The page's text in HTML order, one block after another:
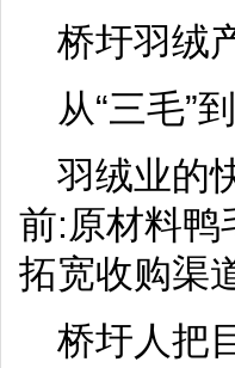
桥圩羽绒
从“三毛”
羽绒业的
前:原材料鸭
拓宽收购渠
桥圩人把